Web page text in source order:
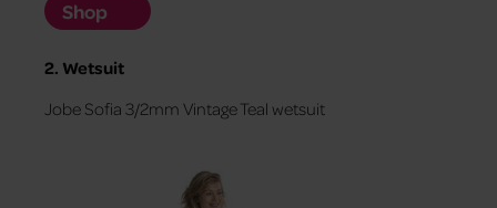
Shop
2. Wetsuit
Jobe Sofia 3/2mm Vintage Teal wetsuit